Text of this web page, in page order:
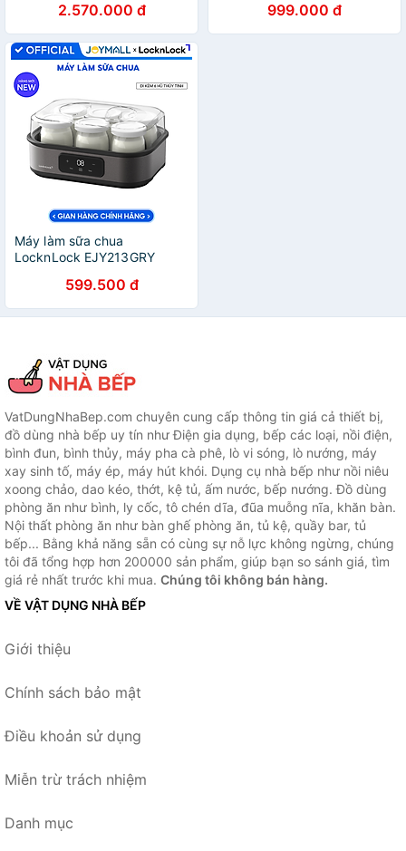
Hàng Chính Hãng
2.570.000 đ
Hũ Thủy Tinh 200ml -
JoyMall
999.000 đ
Máy làm sữa chua
LocknLock EJY213GRY
240V, 50/60Hz, 20W, 1.08L
- Màu xám - Hàng Chính
Hãng - JoyMall
599.500 đ
VatDungNhaBep.com chuyên cung cấp thông tin giá cả thiết bị,
đồ dùng nhà bếp uy tín như Điện gia dụng, bếp các loại, nồi điện,
bình đun, bình thủy, máy pha cà phê, lò vi sóng, lò nướng, máy
xay sinh tố, máy ép, máy hút khói. Dụng cụ nhà bếp như nồi niêu
xoong chảo, dao kéo, thớt, kệ tủ, ấm nước, bếp nướng. Đồ dùng
phòng ăn như bình, ly cốc, tô chén dĩa, đũa muỗng nĩa, khăn bàn.
Nội thất phòng ăn như bàn ghế phòng ăn, tủ kệ, quầy bar, tủ
bếp... Bằng khả năng sẵn có cùng sự nỗ lực không ngừng, chúng
tôi đã tổng hợp hơn 200000 sản phẩm, giúp bạn so sánh giá, tìm
giá rẻ nhất trước khi mua. Chúng tôi không bán hàng.
VỀ VẬT DỤNG NHÀ BẾP
Giới thiệu
Chính sách bảo mật
Điều khoản sử dụng
Miễn trừ trách nhiệm
Danh mục